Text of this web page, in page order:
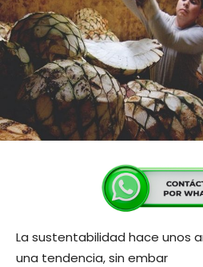
La sustentabilidad hace unos
una tendencia, sin embar